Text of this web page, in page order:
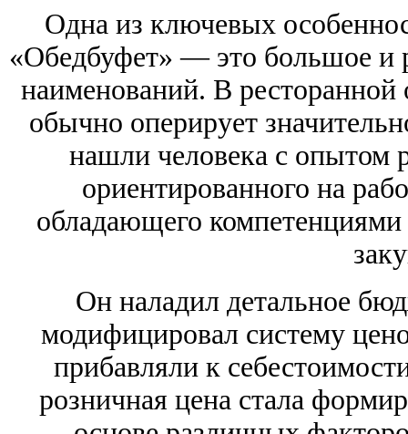
Одна из ключевых
«Обедбуфет» — это большое и
наименований. В ресторанной
обычно оперирует
нашли человека с опытом
ориентированного на
обладающего компетенциями
Он наладил детальное
модифицировал систему
прибавляли к
розничная цена стала